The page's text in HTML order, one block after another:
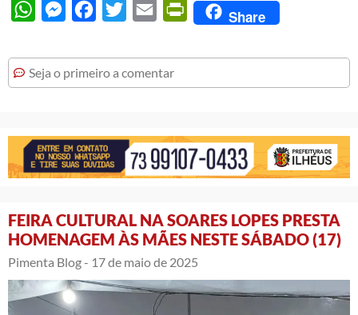
WhatsAppMessengerFacebook
Twitter Email PrintFriendly
Share
Seja o primeiro a comentar
FEIRA CULTURAL NA SOARES LOPES PRESTA
HOMENAGEM ÀS MÃES NESTE SÁBADO (17)
Pimenta Blog - 17 de maio de 2025